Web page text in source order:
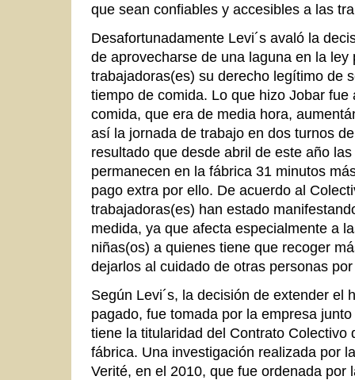
que sean confiables y accesibles a las
Desafortunadamente Levi´s avaló la
de aprovecharse de una laguna en la
trabajadoras(es) su derecho legítimo de
tiempo de comida. Lo que hizo Jobar fue
comida, que era de media hora,
así la jornada de trabajo en dos turnos
resultado que desde abril de este año
permanecen en la fábrica 31 minutos
pago extra por ello. De acuerdo al
trabajadoras(es) han estado
medida, ya que afecta especialmente a
niñas(os) a quienes tiene que recoger
dejarlos al cuidado de otras personas
Según Levi´s, la decisión de extender el
pagado, fue tomada por la empresa
tiene la titularidad del Contrato Colectivo
fábrica. Una investigación realizada por
Verité, en el 2010, que fue ordenada por